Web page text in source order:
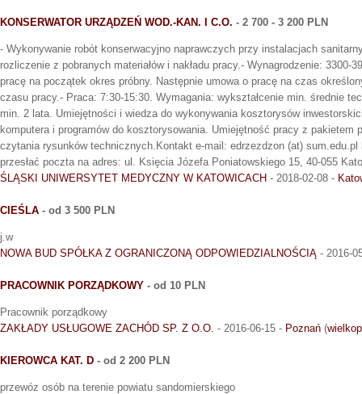
KONSERWATOR URZĄDZEŃ WOD.-KAN. I C.O. - 2 700 - 3 200 PLN
- Wykonywanie robót konserwacyjno naprawczych przy instalacjach
rozliczenie z pobranych materiałów i nakładu pracy.- Wynagrodzenie: 3300-
pracę na początek okres próbny. Następnie umowa o pracę na czas
czasu pracy.- Praca: 7:30-15:30. Wymagania: wykształcenie min. średnie
min. 2 lata. Umiejętności i wiedza do wykonywania kosztorysów
komputera i programów do kosztorysowania. Umiejętność pracy z pakietem
czytania rysunków technicznych.Kontakt e-mail: edrzezdzon (at)
przesłać poczta na adres: ul. Księcia Józefa Poniatowskiego 15, 40-055
ŚLĄSKI UNIWERSYTET MEDYCZNY W KATOWICACH - 2018-02-08 -
CIEŚLA - od 3 500 PLN
j.w
NOWA BUD SPÓŁKA Z OGRANICZONĄ ODPOWIEDZIALNOŚCIĄ - 2016-
PRACOWNIK PORZĄDKOWY - od 10 PLN
Pracownik porządkowy
ZAKŁADY USŁUGOWE ZACHÓD SP. Z O.O. - 2016-06-15 - Poznań (
KIEROWCA KAT. D - od 2 200 PLN
przewóz osób na terenie powiatu sandomierskiego